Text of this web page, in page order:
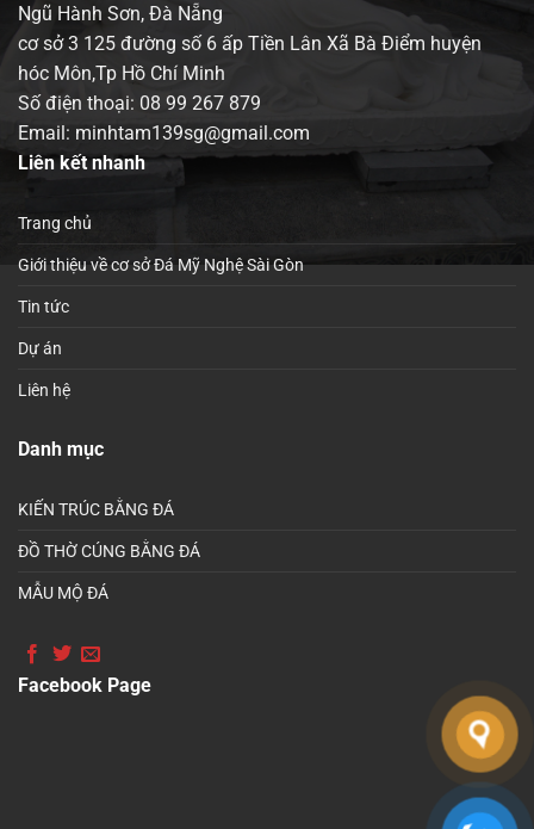
Ngũ Hành Sơn, Đà Nẵng
cơ sở 3 125 đường số 6 ấp Tiền Lân Xã Bà Điểm huyện
hóc Môn,Tp Hồ Chí Minh
Số điện thoại: 08 99 267 879
Email: minhtam139sg@gmail.com
Liên kết nhanh
Trang chủ
Giới thiệu về cơ sở Đá Mỹ Nghệ Sài Gòn
Tin tức
Dự án
Liên hệ
Danh mục
KIẾN TRÚC BẰNG ĐÁ
ĐỒ THỜ CÚNG BẰNG ĐÁ
MẪU MỘ ĐÁ
Facebook Page